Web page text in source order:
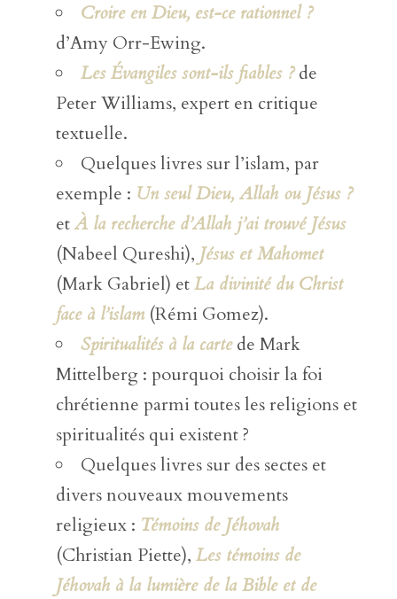
Croire en Dieu, est-ce rationnel ?
d’Amy Orr-Ewing.
Les Évangiles sont-ils fiables ?de
Peter Williams, expert en critique
textuelle.
Quelques livres sur l’islam, par
exemple : Un seul Dieu, Allah ou Jésus ?
etÀ la recherche d’Allah j’ai trouvé Jésus
(Nabeel Qureshi), Jésus et Mahomet
(Mark Gabriel) etLa divinité du Christ
face à l’islam(Rémi Gomez).
Spiritualités à la cartede Mark
Mittelberg : pourquoi choisir la foi
chrétienne parmi toutes les religions et
spiritualités qui existent ?
Quelques livres sur des sectes et
divers nouveaux mouvements
religieux : Témoins de Jéhovah
(Christian Piette), Les témoins de
Jéhovah à la lumière de la Bible et de